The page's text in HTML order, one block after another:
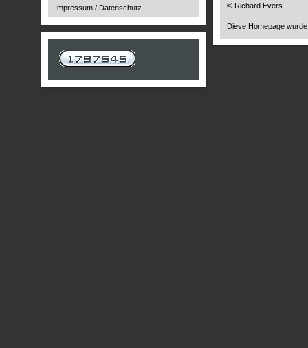
Impressum / Datenschutz
© Richard Evers
Diese Homepage